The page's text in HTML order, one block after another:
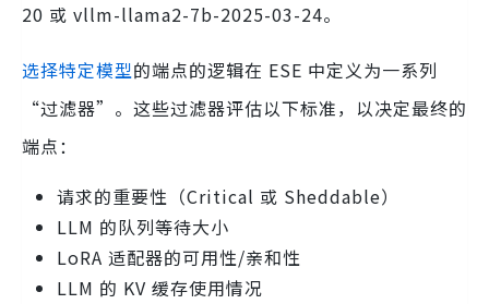
20 或 vllm-llama2-7b-2025-03-24。
选择特定模型的端点的逻辑在 ESE 中定义为一系列
“过滤器”。这些过滤器评估以下标准，以决定最终的
端点：
请求的重要性（Critical 或 Sheddable）
LLM 的队列等待大小
LoRA 适配器的可用性/亲和性
LLM 的 KV 缓存使用情况